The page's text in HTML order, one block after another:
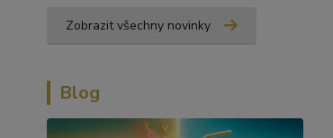
Zobrazit všechny novinky
Blog